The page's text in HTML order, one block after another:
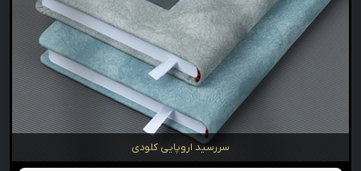
سررسید اروپایی کلودی